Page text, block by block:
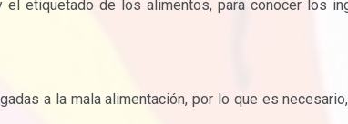
etiquetado de los alimentos, para conocer los
a la mala alimentación, por lo que es